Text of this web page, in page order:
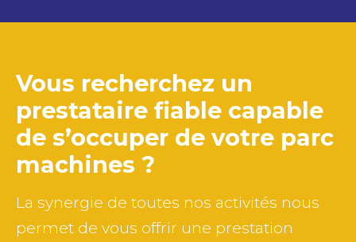
Vous recherchez un
prestataire fiable capable
de s’occuper de votre parc
machines ?
La synergie de toutes nos activités nous
permet de vous offrir une prestation